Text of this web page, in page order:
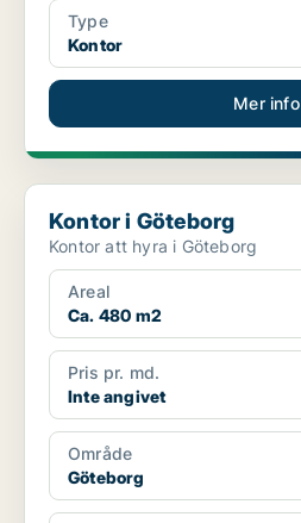
Type
Kontor
Mer info
Kontor i Göteborg
Kontor i Göteborg
Kontor att hyra i Göteborg
Areal
Ca. 480 m2
Pris pr. md.
Inte angivet
Område
Göteborg